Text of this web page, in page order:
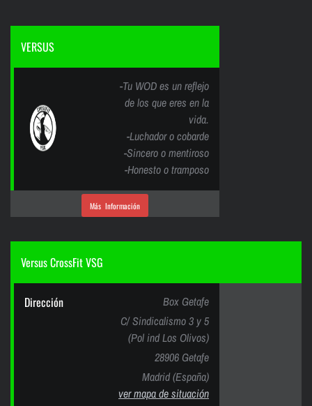
VERSUS
-Tu WOD es un reflejo
de los que eres en la
vida.
-Luchador o cobarde
-Sincero o mentiroso
-Honesto o tramposo
Más Información
Versus CrossFit VSG
Dirección
Box Getafe
C/ Sindicalismo 3 y 5
(Pol ind Los Olivos)
28906 Getafe
Madrid (España)
ver mapa de situación